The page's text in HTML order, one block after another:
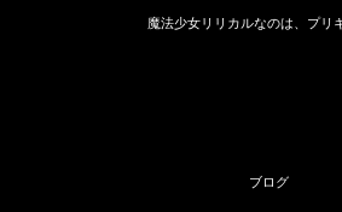
魔法少女リリカルなのは、プリ
ブログ